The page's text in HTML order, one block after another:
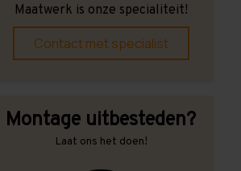
Maatwerk is onze specialiteit!
Contact met specialist
Montage uitbesteden?
Laat ons het doen!